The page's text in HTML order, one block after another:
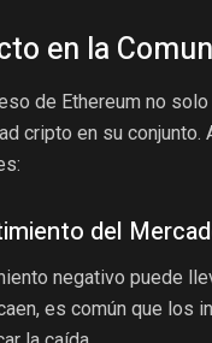
en la
de Ethereum no
cripto en su
del
negativo puede
es común que los